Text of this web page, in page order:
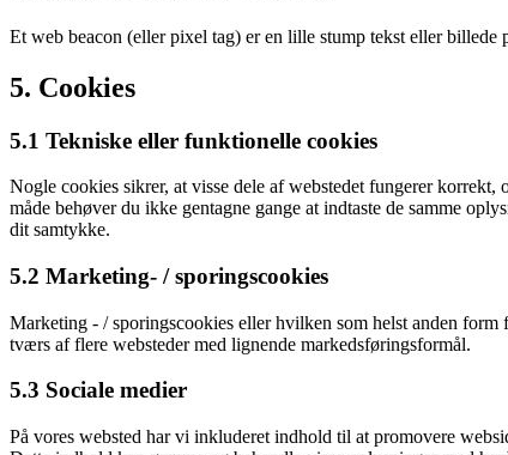
Et web beacon (eller pixel tag) er en lille stump tekst eller
5. Cookies
5.1 Tekniske eller funktionelle cookies
Nogle cookies sikrer, at visse dele af webstedet fungerer
måde behøver du ikke gentagne gange at indtaste de samme
dit samtykke.
5.2 Marketing- / sporingscookies
Marketing - / sporingscookies eller hvilken som helst anden
tværs af flere websteder med lignende markedsføringsformål.
5.3 Sociale medier
På vores websted har vi inkluderet indhold til at promovere